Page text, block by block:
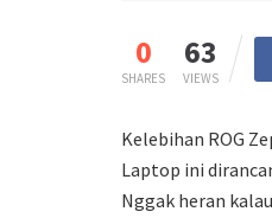
0
SHARES
63
VIEWS
Kelebihan ROG
Laptop ini
Nggak heran